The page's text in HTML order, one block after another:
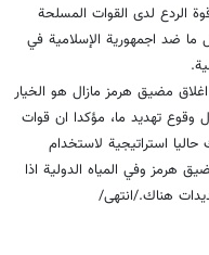
الردع لدى القوات المسلحة
ما ضد اجمهورية الإسلامية في
مضيق هرمز مازال هو الخيار
تهديد ما، مؤكدا ان قوات
استراتيجية لاستخدام
هرمز وفي المياه الدولية اذا
هناك./انتهى/